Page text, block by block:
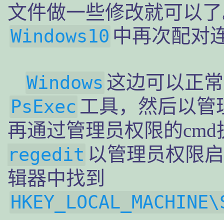
文件做一些修改就可以
Windows10 中再次配对
Windows 这边可以正
PsExec 工具，然后以管
再通过管理员权限的cmd
regedit 以管理员权限
辑器中找到